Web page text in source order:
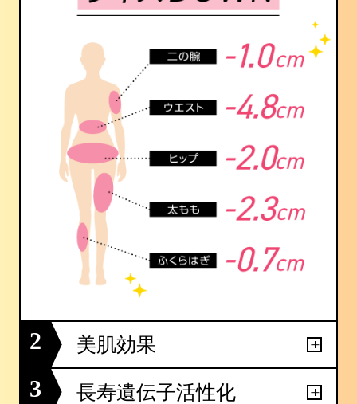
2 美肌効果
3 長寿遺伝子活性化